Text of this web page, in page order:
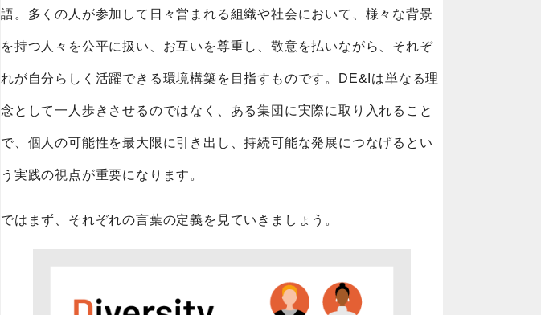
語。多くの人が参加して日々営まれる組織や社会において、様々な背景
を持つ人々を公平に扱い、お互いを尊重し、敬意を払いながら、それぞ
れが自分らしく活躍できる環境構築を目指すものです。DE&Iは単なる理
念として一人歩きさせるのではなく、ある集団に実際に取り入れること
で、個人の可能性を最大限に引き出し、持続可能な発展につなげるとい
う実践の視点が重要になります。
ではまず、それぞれの言葉の定義を見ていきましょう。